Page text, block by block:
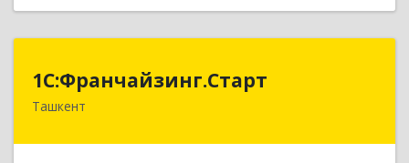
1С:Франчайзинг.Старт
Ташкент
1С:Франчайзинг.Старт
Узбекистан, г.Ташкент, Шахантахурский район,